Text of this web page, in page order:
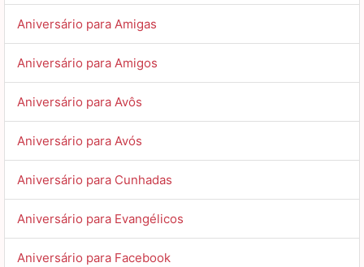
Aniversário para Amigas
Aniversário para Amigos
Aniversário para Avôs
Aniversário para Avós
Aniversário para Cunhadas
Aniversário para Evangélicos
Aniversário para Facebook